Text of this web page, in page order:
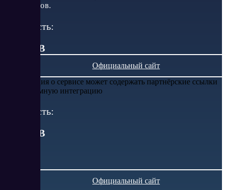
конкурентов.
Стоимость:
от 0 RUB
Официальный сайт
Информация о сервисе может содержать партнёрские ссылки
или рекламную интеграцию
Стоимость:
RUB
Официальный сайт